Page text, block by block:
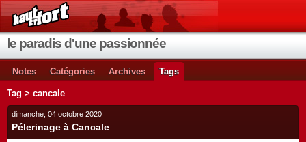
le paradis d'une passionnée
Notes Catégories Archives Tags
Tag > cancale
dimanche, 04 octobre 2020
Pélerinage à Cancale